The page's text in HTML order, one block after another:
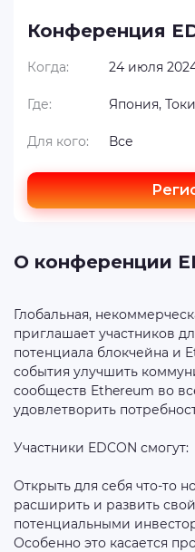
Конференция
Когда: 24 июля
Где: Япония,
Для кого: Все
О конференции
Глобальная,
приглашает участников
потенциала блокчейна и
события улучшить
сообществ Ethereum во
удовлетворить
Участники EDCON смогут:
Открыть для себя что-то
расширить и развить
потенциальными
Особенно это касается